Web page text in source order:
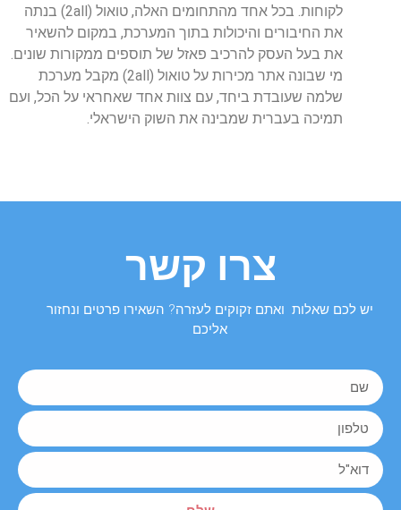
לקוחות. בכל אחד מהתחומים האלה, טואול (2
all
) בנתה
את החיבורים והיכולות בתוך המערכת, במקום להשאיר
את בעל העסק להרכיב פאזל של תוספים ממקורות שונים.
מי שבונה אתר מכירות על טואול (2
all
) מקבל מערכת
שלמה שעובדת ביחד, עם צוות אחד שאחראי על הכל, ועם
תמיכה בעברית שמבינה את השוק הישראלי.
צרו קשר
יש לכם שאלות ואתם זקוקים לעזרה? השאירו פרטים ונחזור
אליכם